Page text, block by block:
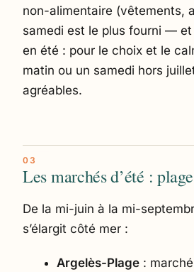
non-alimentaire (vêtements,
samedi est le plus fourni —
en été : pour le choix et le
matin ou un samedi hors
agréables.
Les marchés d’été :
De la mi-juin à la mi-
s’élargit côté mer :
Argelès-Plage: